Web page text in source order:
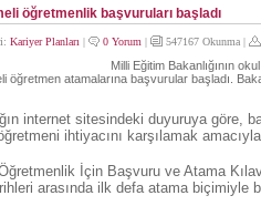
öğretmenlik başvuruları başladı
Kariyer Planları | 0 Yorum | 547167 Okunma |
Milli Eğitim Bakanlığının
öğretmen atamalarına başvurular başladı.
internet sitesindeki duyuruya göre,
ihtiyacını karşılamak
İçin Başvuru ve Atama
arasında ilk defa atama biçimiyle